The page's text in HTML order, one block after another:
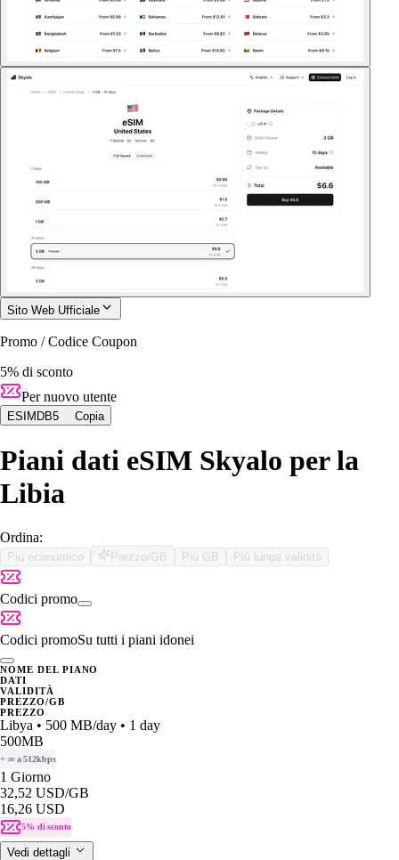
Sito Web Ufficiale
Promo / Codice Coupon
5% di sconto
Per nuovo utente
ESIMDB5 Copia
Piani dati eSIM Skyalo per la
Libia
Ordina:
Più economico Prezzo/GB Più GB Più lunga validità
Codici promo
Codici promoSu tutti i piani idonei
NOME DEL PIANO
DATI
VALIDITÀ
PREZZO/GB
PREZZO
Libya • 500 MB/day • 1 day
500MB
+ ∞ a 512kbps
1 Giorno
32,52 USD/GB
16,26 USD
5% di sconto
Vedi dettagli